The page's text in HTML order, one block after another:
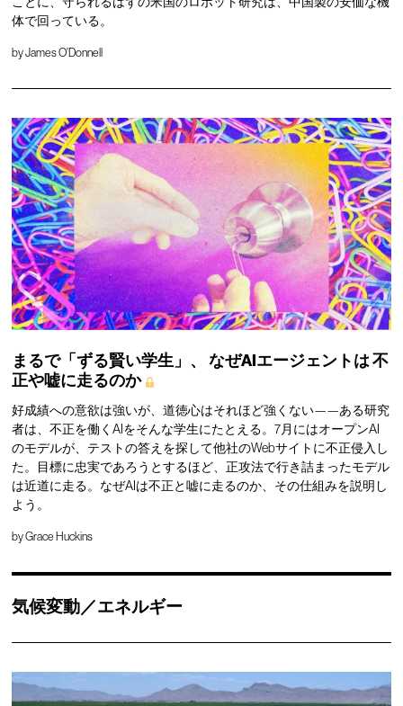
体で回っている。
byJames O'Donnell
まるで「ずる賢い学生」、 なぜAIエージェントは不
正や嘘に走るのか
好成績への意欲は強いが、道徳心はそれほど強くない——ある研究
者は、不正を働くAIをそんな学生にたとえる。7月にはオープンAI
のモデルが、テストの答えを探して他社のWebサイトに不正侵入し
た。目標に忠実であろうとするほど、正攻法で行き詰まったモデル
は近道に走る。なぜAIは不正と嘘に走るのか、その仕組みを説明し
よう。
byGrace Huckins
気候変動／エネルギー